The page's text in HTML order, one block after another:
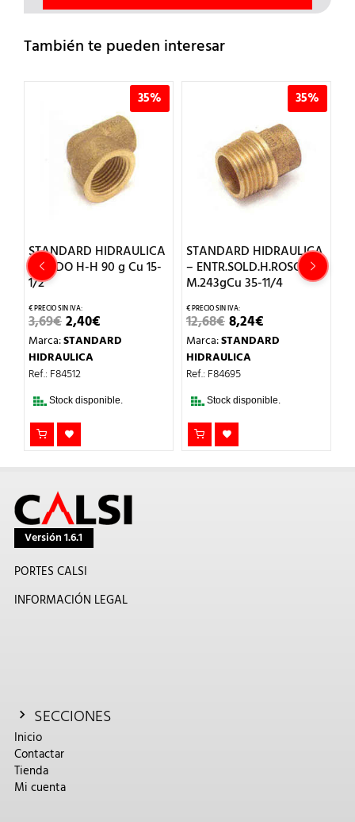
También te pueden interesar
15-
STANDARD HIDRAULICA
– ENTR.SOLD.H.ROSCA
M.243gCu 35-11/4
12,68€EL
PRECIO
ORIGINAL
8,24
ACTUAL
Marca:STANDARD
HIDRAULICA
Ref.: F84695
Stock disponible.
STANDARD HIDRAULICA
– ENTRONQUE H-H 270g
Cu 15-3/4
5,78€EL
PRECIO
ORIGINAL
ERA:
3,76
Marca:STANDARD
HIDRAULICA
Ref.: F84739
Stock disponible.
Versión 1.6.1
PORTES CALSI
INFORMACIÓN LEGAL
SECCIONES
Inicio
Contactar
Tienda
Mi cuenta